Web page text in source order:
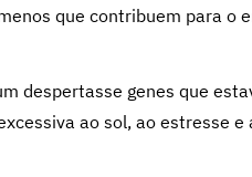
que contribuem para o
despertasse genes que
ao sol, ao estresse